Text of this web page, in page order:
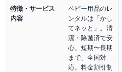
特徴・サービス
内容
ベビー用品のレ
ンタルは「かし
てネッと」。清
潔・除菌済で安
心。短期〜長期
まで、全国対
応。料金割引制